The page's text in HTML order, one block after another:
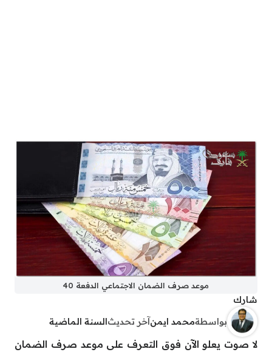
موعد صرف الضمان الاجتماعي الدفعة 40
شارك
بواسطةمحمد ايمنآخر تحديثالسنة الماضية
لا صوت يعلو الآن فوق التعرف على موعد صرف الضمان